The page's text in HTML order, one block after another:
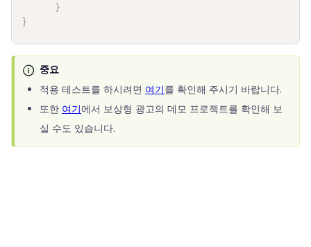
}
}
중요
적용 테스트를 하시려면 여기를 확인해 주시기 바랍니다.
또한 여기에서 보상형 광고의 데모 프로젝트를 확인해 보
실 수도 있습니다.